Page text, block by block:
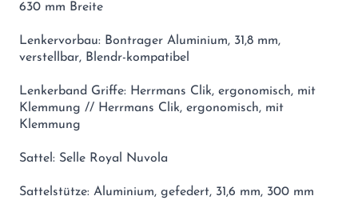
630 mm Breite
Lenkervorbau: Bontrager Aluminium, 31,8 mm,
verstellbar, Blendr-kompatibel
Lenkerband Griffe: Herrmans Clik, ergonomisch, mit
Klemmung // Herrmans Clik, ergonomisch, mit
Klemmung
Sattel: Selle Royal Nuvola
Sattelstütze: Aluminium, gefedert, 31,6 mm, 300 mm